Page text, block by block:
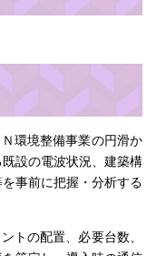
環境整備事業の円滑か
設の電波状況、建築構
事前に把握・分析する
トの配置、必要台数、